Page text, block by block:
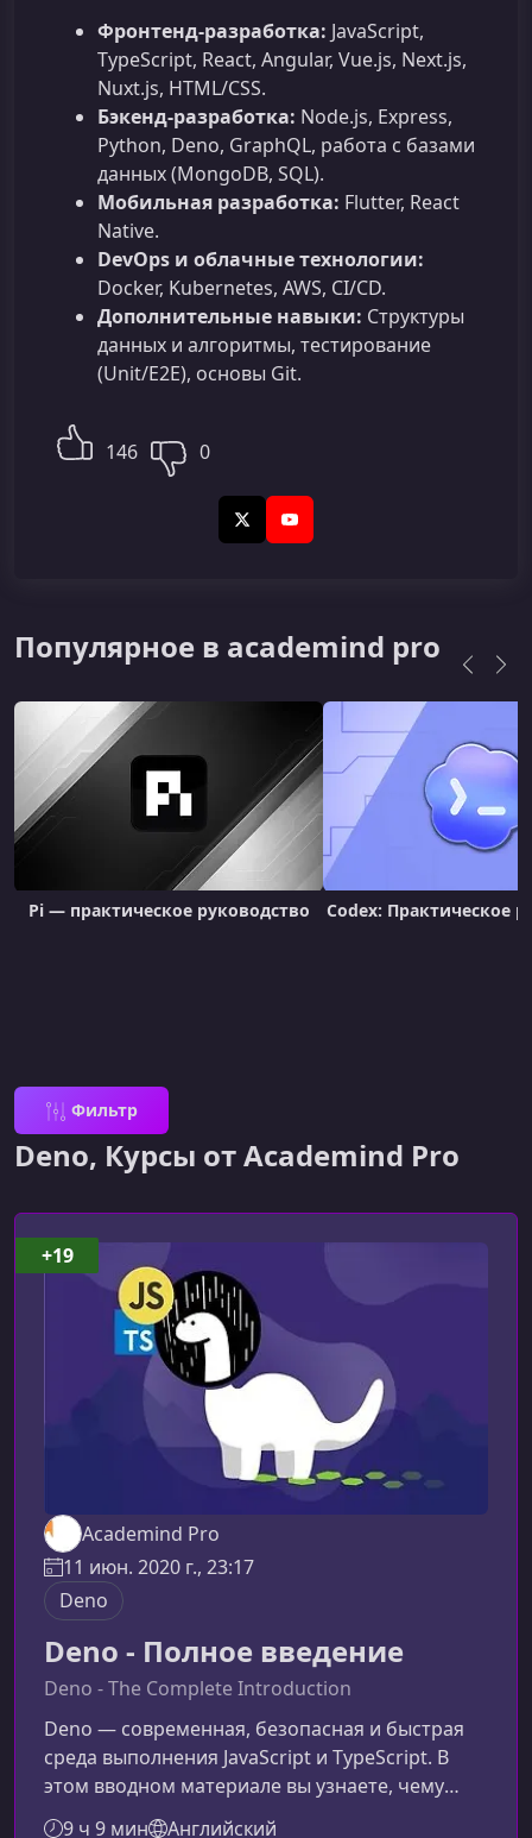
Фронтенд-разработка: JavaScript,
TypeScript, React, Angular, Vue.js, Next.js,
Nuxt.js, HTML/CSS.
Бэкенд-разработка: Node.js, Express,
Python, Deno, GraphQL, работа с базами
данных (MongoDB, SQL).
Мобильная разработка: Flutter, React
Native.
DevOps и облачные технологии:
Docker, Kubernetes, AWS, CI/CD.
Дополнительные навыки: Структуры
данных и алгоритмы, тестирование
(Unit/E2E), основы Git.
146 0
X (Twitter)YouTube
Популярное в academind pro
Pi — практическое руководство Codex: Практическое
Фильтр
Deno, Курсы от Academind Pro
Academind Pro
11 июн. 2020 г., 23:17
Deno
Deno - Полное введение
Deno - The Complete Introduction
Deno — современная, безопасная и быстрая
среда выполнения JavaScript и TypeScript. В
этом вводном материале вы узнаете, чему
именно научитесь на курсе и почему Deno
9 ч 9 мин Английский
+19